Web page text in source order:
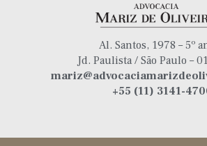
Al. Santos, 1978 – 5º
Jd. Paulista / São Paulo –
+55 (11) 3141-